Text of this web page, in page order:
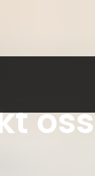
oss